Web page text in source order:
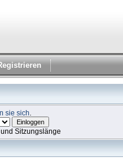
sie sich
Sitzungslänge